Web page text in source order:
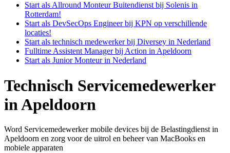
Start als Allround Monteur Buitendienst bij Solenis in
Rotterdam!
Start als DevSecOps Engineer bij KPN op verschillende
locaties!
Start als technisch medewerker bij Diversey in Nederland
Fulltime Assistent Manager bij Action in Apeldoorn
Start als Junior Monteur in Nederland
Technisch Servicemedewerker
in Apeldoorn
Word Servicemedewerker mobile devices bij de Belastingdienst in
Apeldoorn en zorg voor de uitrol en beheer van MacBooks en
mobiele apparaten